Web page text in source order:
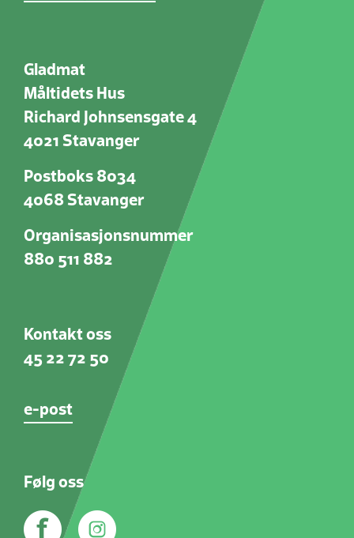
Gladmat
Måltidets Hus
Richard Johnsensgate 4
4021 Stavanger
Postboks 8034
4068 Stavanger
Organisasjonsnummer
880 511 882
Kontakt oss
45 22 72 50
e-post
Følg oss